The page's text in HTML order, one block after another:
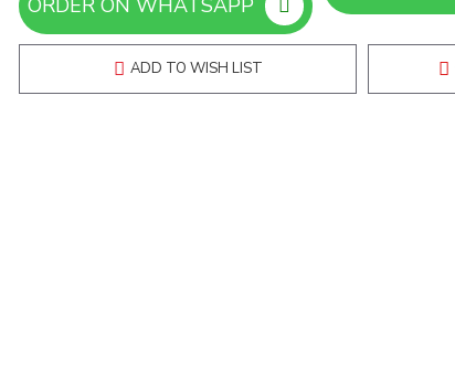
ADD TO WISH LIST